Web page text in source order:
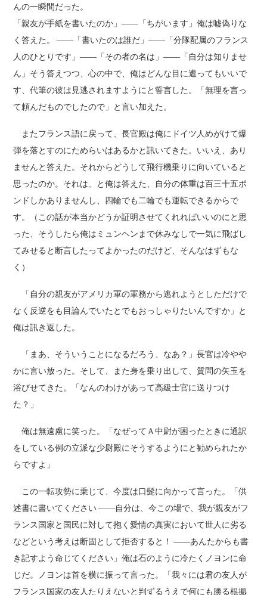
んの一瞬間だった。
「親友が手紙を書いたのか」――「ちがいます」俺は嘘偽りな
く答えた。 ――「書いたのは誰だ」――「分隊配属のフランス
人のひとりです」――「その者の名は」――「自分は知りませ
ん」そう答えつつ、心の中で、俺はどんな目に遭ってもいいで
す、代筆の彼は見逃されますようにと誓言した。「無理を言っ
て頼んだものでしたので」と言い加えた。
またフランス語に戻って、長官殿は俺にドイツ人めがけて爆
弾を落とすのにためらいはあるかと訊いてきた。いいえ、あり
ませんと答えた。それからどうして飛行機乗りに向いていると
思ったのか。それは、と俺は答えた、自分の体重は百三十五ポ
ンドしかありませんし、四輪でも二輪でも運転できるからで
す。（この話が本当かどうか証明させてくれればいいのにと思
った、そうしたら俺はミュンヘンまで休みなしで一気に飛ばし
てみせると断言したってよかったのだけど、そんなはずもな
く）
「自分の親友がアメリカ軍の軍務から逃れようとしただけで
なく反逆をも目論んでいたとでもおっしゃりたいんですか」と
俺は訊き返した。
「まあ、そういうことになるだろう、なあ？」長官は冷やや
かに言い放った。そして、また身を乗り出して、質問の矢玉を
浴びせてきた。「なんのわけがあって高級士官に送りつけ
た？」
俺は無遠慮に笑った。「なぜってＡ中尉が困ったときに通訳
をしている例の立派な少尉殿にそうするようにと勧められたか
らですよ」
この一転攻勢に乗じて、今度は口髭に向かって言った。「供
述書に書いてください ――自分は、今この場で、我が親友がフ
ランス国家と国民に対して抱く愛情の真実において世人に劣る
などという考えは断固として拒否すると！ ――あんたからも書
き記すよう命じてください」俺は石のように冷たくノヨンに命
じだ。ノヨンは首を横に振って言った。「我々には君の友人が
フランス国家の友人たりえないと判ずるうえで何にも勝る根拠